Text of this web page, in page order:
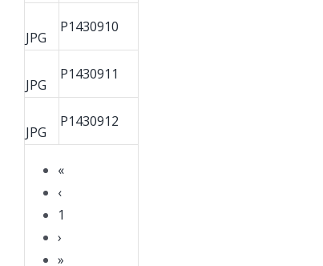
«
‹
1
›
»
JPG
P1430910
JPG
P1430911
JPG
P1430912